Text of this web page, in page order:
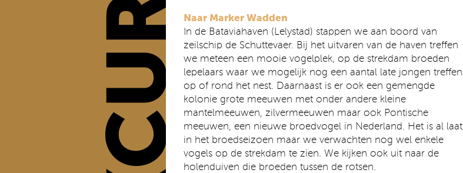
Naar Marker Wadden
In de Bataviahaven (Lelystad) stappen we aan boord van
zeilschip de Schuttevaer. Bij het uitvaren van de haven treffen
we meteen een mooie vogelplek, op de strekdam broeden
lepelaars waar we mogelijk nog een aantal late jongen treffen
op of rond het nest. Daarnaast is er ook een gemengde
kolonie grote meeuwen met onder andere kleine
mantelmeeuwen, zilvermeeuwen maar ook Pontische
meeuwen, een nieuwe broedvogel in Nederland. Het is al laat
in het broedseizoen maar we verwachten nog wel enkele
vogels op de strekdam te zien. We kijken ook uit naar de
holenduiven die broeden tussen de rotsen.